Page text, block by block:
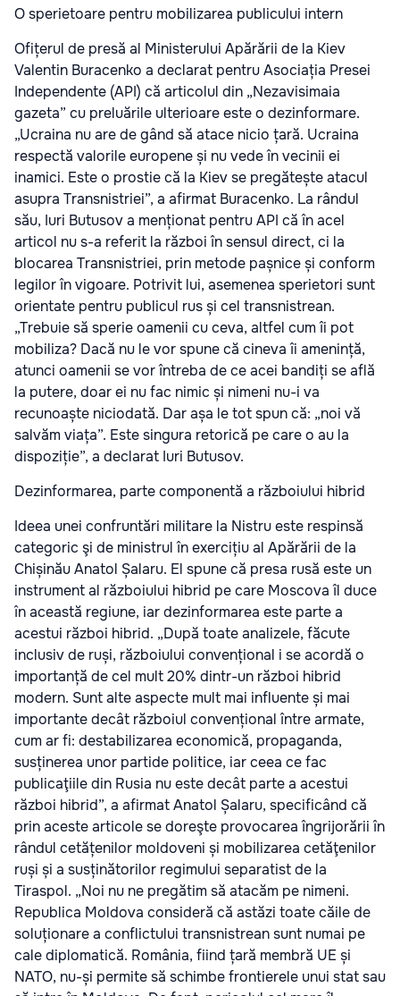
O sperietoare pentru mobilizarea publicului intern
Ofițerul de presă al Ministerului Apărării de la Kiev
Valentin Buracenko a declarat pentru Asociația Presei
Independente (API) că articolul din „Nezavisimaia
gazeta” cu preluările ulterioare este o dezinformare.
„Ucraina nu are de gând să atace nicio țară. Ucraina
respectă valorile europene și nu vede în vecinii ei
inamici. Este o prostie că la Kiev se pregătește atacul
asupra Transnistriei”, a afirmat Buracenko. La rândul
său, Iuri Butusov a menționat pentru API că în acel
articol nu s-a referit la război în sensul direct, ci la
blocarea Transnistriei, prin metode pașnice și conform
legilor în vigoare. Potrivit lui, asemenea sperietori sunt
orientate pentru publicul rus și cel transnistrean.
„Trebuie să sperie oamenii cu ceva, altfel cum îi pot
mobiliza? Dacă nu le vor spune că cineva îi amenință,
atunci oamenii se vor întreba de ce acei bandiți se află
la putere, doar ei nu fac nimic și nimeni nu-i va
recunoaște niciodată. Dar așa le tot spun că: „noi vă
salvăm viața”. Este singura retorică pe care o au la
dispoziție”, a declarat Iuri Butusov.
Dezinformarea, parte componentă a războiului hibrid
Ideea unei confruntări militare la Nistru este respinsă
categoric şi de ministrul în exercițiu al Apărării de la
Chișinău Anatol Șalaru. El spune că presa rusă este un
instrument al războiului hibrid pe care Moscova îl duce
în această regiune, iar dezinformarea este parte a
acestui război hibrid. „După toate analizele, făcute
inclusiv de ruși, războiului convențional i se acordă o
importanță de cel mult 20% dintr-un război hibrid
modern. Sunt alte aspecte mult mai influente și mai
importante decât războiul convențional între armate,
cum ar fi: destabilizarea economică, propaganda,
susținerea unor partide politice, iar ceea ce fac
publicaţiile din Rusia nu este decât parte a acestui
război hibrid”, a afirmat Anatol Șalaru, specificând că
prin aceste articole se doreşte provocarea îngrijorării în
rândul cetățenilor moldoveni și mobilizarea cetăţenilor
ruși și a susținătorilor regimului separatist de la
Tiraspol. „Noi nu ne pregătim să atacăm pe nimeni.
Republica Moldova consideră că astăzi toate căile de
soluționare a conflictului transnistrean sunt numai pe
cale diplomatică. România, fiind țară membră UE și
NATO, nu-și permite să schimbe frontierele unui stat sau